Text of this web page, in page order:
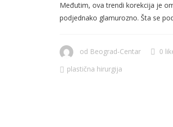
Međutim, ova trendi korekcija je
podjednako glamurozno. Šta se
od Beograd-Centar 0
plastična hirurgija